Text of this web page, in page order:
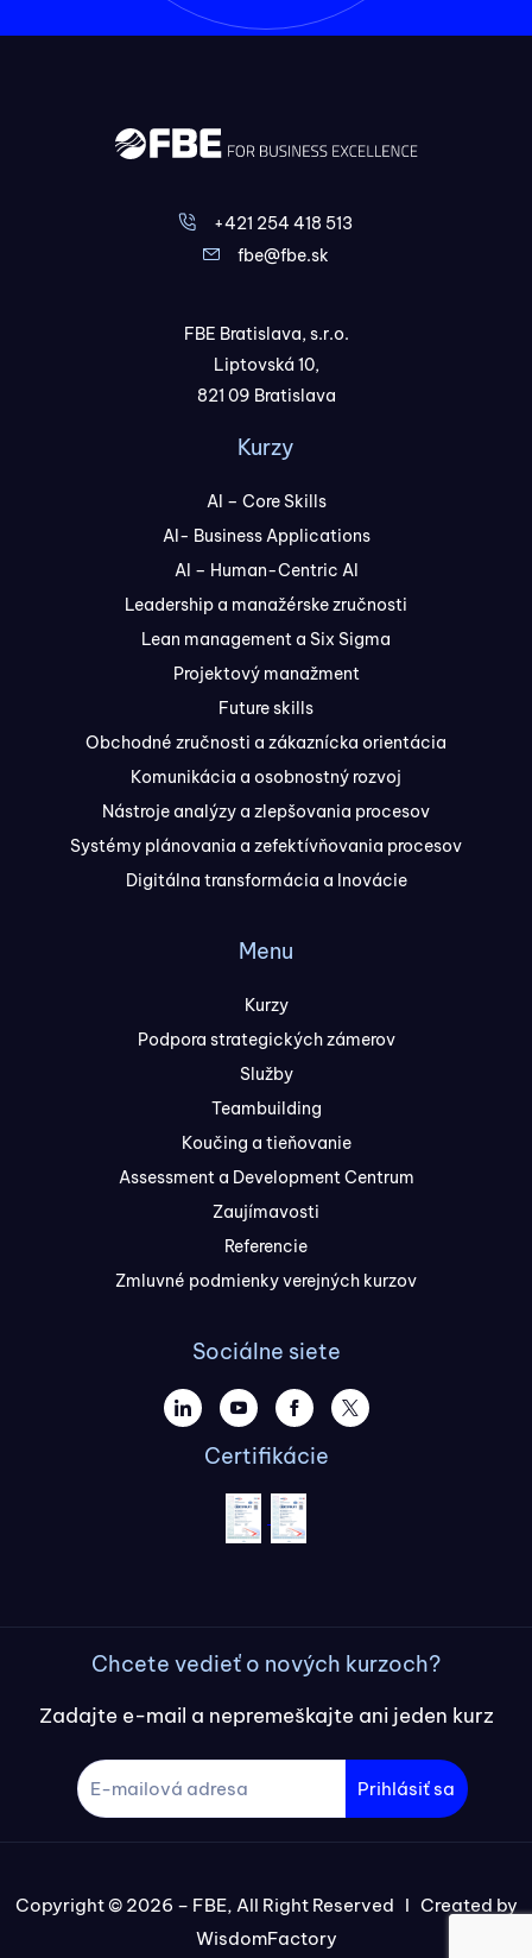
+421 254 418 513
fbe@fbe.sk
FBE Bratislava, s.r.o.
Liptovská 10,
821 09 Bratislava
Kurzy
AI – Core Skills
AI- Business Applications
AI – Human-Centric AI
Leadership a manažérske zručnosti
Lean management a Six Sigma
Projektový manažment
Future skills
Obchodné zručnosti a zákaznícka orientácia
Komunikácia a osobnostný rozvoj
Nástroje analýzy a zlepšovania procesov
Systémy plánovania a zefektívňovania procesov
Digitálna transformácia a Inovácie
Menu
Kurzy
Podpora strategických zámerov
Služby
Teambuilding
Koučing a tieňovanie
Assessment a Development Centrum
Zaujímavosti
Referencie
Zmluvné podmienky verejných kurzov
Sociálne siete
Certifikácie
Chcete vedieť o nových kurzoch?
Zadajte e-mail a nepremeškajte ani jeden kurz
Prihlásiť sa
Copyright © 2026 – FBE, All Right Reserved I Created by
WisdomFactory